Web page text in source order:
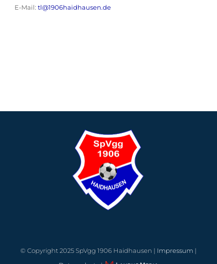
E-Mail: tl@1906haidhausen.de
© Copyright 2025 SpVgg 1906 Haidhausen | Impressum |